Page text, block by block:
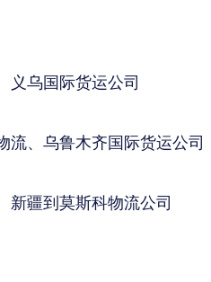
义乌国际货运公司
流、乌鲁木齐国际货运公司
新疆到莫斯科物流公司